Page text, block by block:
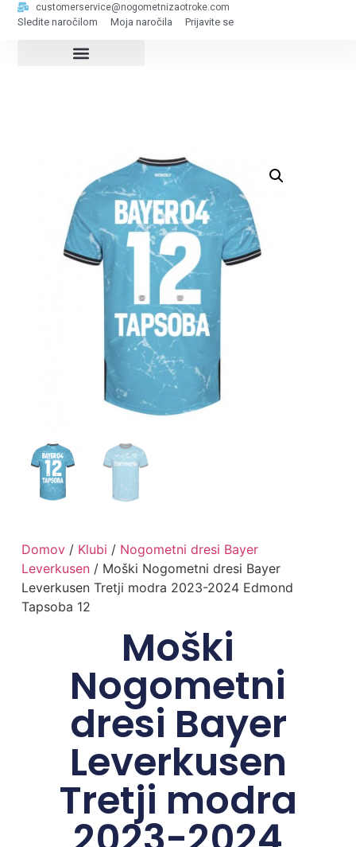
customerservice@nogometnizaotroke.com
Sledite naročilom Moja naročila Prijavite se
Domov/ Klubi / Nogometni dresi Bayer
Leverkusen/ Moški Nogometni dresi Bayer
Leverkusen Tretji modra 2023-2024 Edmond
Tapsoba 12
Moški
Nogometni
dresi Bayer
Leverkusen
Tretji modra